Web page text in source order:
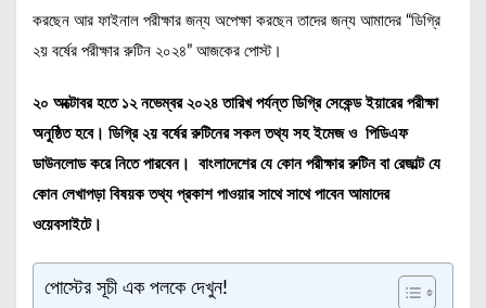
করছেন আর ফাইনাল পরীক্ষার জন্য অপেক্ষা করছেন তাদের জন্য আমাদের “ডিগ্রি
২য় বর্ষের পরীক্ষার রুটিন ২০২৪” আজকের পোস্ট।
২০ অক্টোবর হতে ১২ নভেম্বর ২০২৪ তারিখ পর্যন্ত ডিগ্রি সেকেন্ড ইয়ারের পরীক্ষা
অনুষ্ঠিত হবে। ডিগ্রি ২য় বর্ষের রুটিনের সকল তথ্য সহ ইমেজ ও পিডিএফ
ডাউনলোড করে নিতে পারবেন। বাংলাদেশের যে কোন পরীক্ষার রুটিন বা রেজাল্ট যে
কোন লেখাপড়া বিষয়ক তথ্য প্রকাশ পাওয়ার সাথে সাথে পাবেন আমাদের
ওয়েবসাইটে।
পোস্টের সূচী এক পলকে দেখুন!